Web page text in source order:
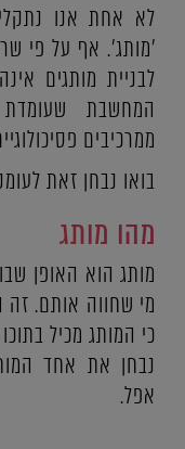
לא אחת אנו
'מותג'. אף על פי
לבניית מותגים
המחשבת
ממרכיבים
בואו נבחן זאת
מהו מותג
מותג הוא האופן
מי שחווה אותם. זה
כי המותג מכיל
נבחן את אחד
אפל.